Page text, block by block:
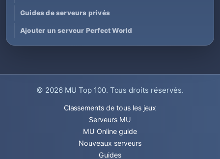
Guides de serveurs privés
Ajouter un serveur Perfect World
© 2026 MU Top 100. Tous droits réservés.
Classements de tous les jeux
Serveurs MU
MU Online guide
Nouveaux serveurs
Guides